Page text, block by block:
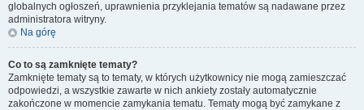
globalnych ogłoszeń, uprawnienia przyklejania tematów są nadawane przez
administratora witryny.
Na górę
Co to są zamknięte tematy?
Zamknięte tematy są to tematy, w których użytkownicy nie mogą zamieszczać
odpowiedzi, a wszystkie zawarte w nich ankiety zostały automatycznie
zakończone w momencie zamykania tematu. Tematy mogą być zamykane z